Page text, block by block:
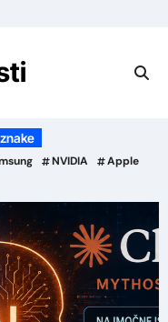
NVIDIA
Apple